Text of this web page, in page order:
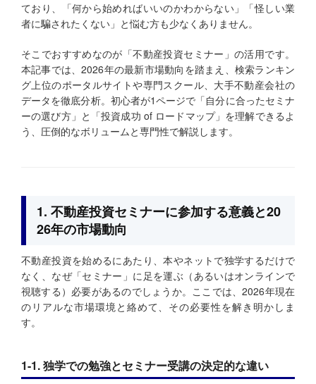
ており、「何から始めればいいのかわからない」「怪しい業
者に騙されたくない」と悩む方も少なくありません。
そこでおすすめなのが「不動産投資セミナー」の活用です。
本記事では、2026年の最新市場動向を踏まえ、検索ランキン
グ上位のポータルサイトや専門スクール、大手不動産会社の
データを徹底分析。初心者が1ページで「自分に合ったセミナ
ーの選び方」と「投資成功 of ロードマップ」を理解できるよ
う、圧倒的なボリュームと専門性で解説します。
1. 不動産投資セミナーに参加する意義と20
26年の市場動向
不動産投資を始めるにあたり、本やネットで独学するだけで
なく、なぜ「セミナー」に足を運ぶ（あるいはオンラインで
視聴する）必要があるのでしょうか。ここでは、2026年現在
のリアルな市場環境と絡めて、その必要性を解き明かしま
す。
1-1. 独学での勉強とセミナー受講の決定的な違い